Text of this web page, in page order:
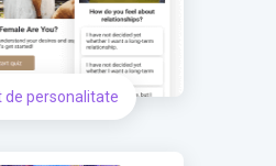
de personalitate